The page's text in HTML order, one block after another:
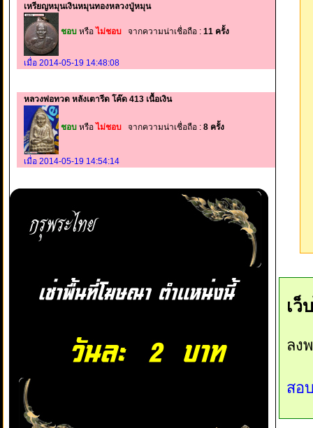
เหรียญหมุนเงินหมุนทองหลวงปู่หมุน
ชอบ หรือ ไม่ชอบ จากความน่าเชื่อถือ : 11 ครั้ง
เมื่อ 2014-05-19 14:48:08
หลวงพ่อทวด หลังเตารีด โค๊ด 413 เนื้อเงิน
ชอบ หรือ ไม่ชอบ จากความน่าเชื่อถือ : 8 ครั้ง
เมื่อ 2014-05-19 14:54:14
เว็
ลง
สอ